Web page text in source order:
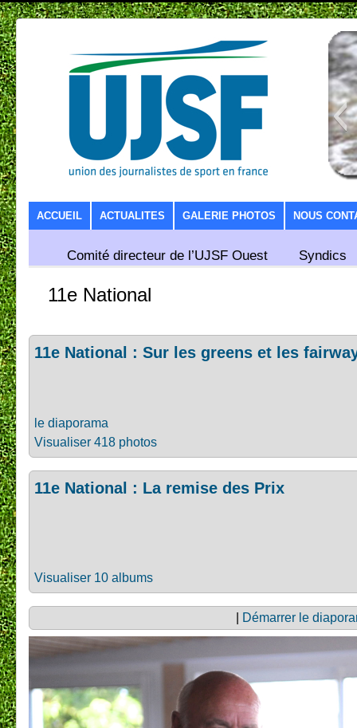
SKIP TO CONTENT
ACCUEIL ACTUALITES GALERIE PHOTOS NOUS
Comité directeur de l’UJSF Ouest Syndics
11e National
11e National : Sur les greens et les
le diaporama
Visualiser 418 photos
11e National : La remise des Prix
Visualiser 10 albums
Démarrer le